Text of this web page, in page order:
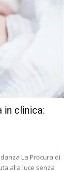
in clinica:
La Procura di
alla luce senza